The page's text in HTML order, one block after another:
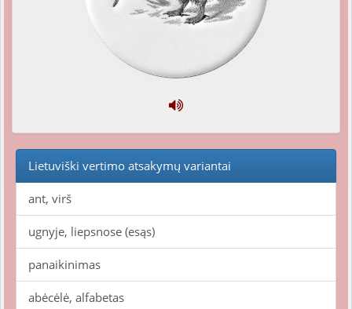
Lietuviški vertimo atsakymų variantai
ant, virš
ugnyje, liepsnose (esąs)
panaikinimas
abėcėlė, alfabetas